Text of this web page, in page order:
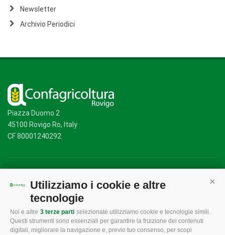
Utilizziamo i cookie e altre
tecnologie
Noi e altre 3 terze parti selezionate utilizziamo cookie e tecnologie simili.
Questi strumenti sono essenziali per garantire la fruizione dei contenuti
digitali, migliorare la navigazione e, previo tuo consenso, per scopi
Newsletter
Archivio Periodici
Piazza Duomo 2
45100 Rovigo Ro, Italy
CF 80001240292
CONFAGRICOLTURA
ROVIGO
CONFAGRICOLTURA
INFORMA